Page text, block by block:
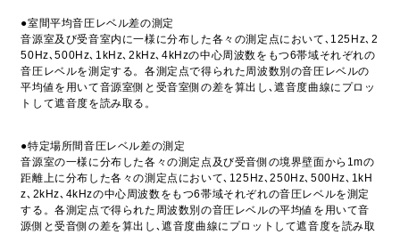
●室間平均音圧レベル差の測定
音源室及び受音室内に一様に分布した各々の測定点において､125Hz､2
50Hz､500Hz､1kHz､2kHz､4kHzの中心周波数をもつ6帯域それぞれの
音圧レベルを測定する。各測定点で得られた周波数別の音圧レベルの
平均値を用いて音源室側と受音室側の差を算出し､遮音度曲線にプロッ
トして遮音度を読み取る。
●特定場所間音圧レベル差の測定
音源室の一様に分布した各々の測定点及び受音側の境界壁面から1mの
距離上に分布した各々の測定点において､125Hz､250Hz､500Hz､1kH
z､2kHz､4kHzの中心周波数をもつ6帯域それぞれの音圧レベルを測定
する。各測定点で得られた周波数別の音圧レベルの平均値を用いて音
源側と受音側の差を算出し､遮音度曲線にプロットして遮音度を読み取